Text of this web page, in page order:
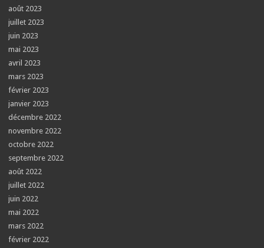
août 2023
juillet 2023
juin 2023
mai 2023
avril 2023
mars 2023
février 2023
janvier 2023
décembre 2022
novembre 2022
octobre 2022
septembre 2022
août 2022
juillet 2022
juin 2022
mai 2022
mars 2022
février 2022